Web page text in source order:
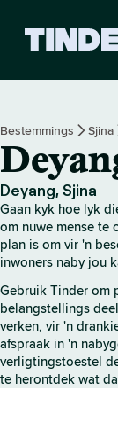
Bestemmings Sjina
Deyang, Sjina
Gaan kyk hoe lyk
om nuwe mense te
plan is om vir 'n
inwoners naby jou
Gebruik Tinder om
belangstellings
verken, vir 'n
afspraak in 'n
verligtingstoestel
te herontdek wat